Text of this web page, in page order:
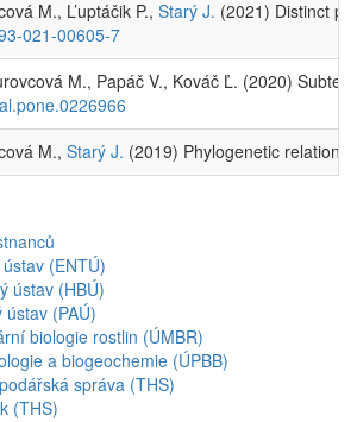
M., L’uptáčik P., Starý J. (2021) Distinct
021-00605-7
M., Papáč V., Kováč Ľ. (2020)
M., Starý J. (2019) Phylogenetic
(ENTÚ)
ústav (HBÚ)
ústav (PAÚ)
biologie rostlin (ÚMBR)
a biogeochemie (ÚPBB)
správa (THS)
(THS)